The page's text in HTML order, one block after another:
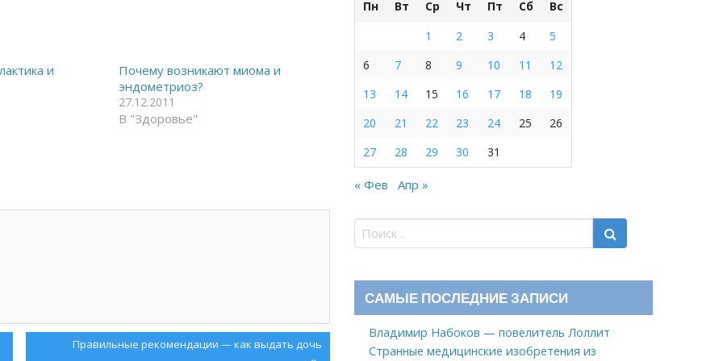
и
Почему возникают миома и
эндометриоз?
27.12.2011
В "Здоровье"
Next
Правильные рекомендации — как выдать дочь
Пн Вт Ср Чт Пт Сб
Вс
1
2 3 4
5
6
7 8 9 10 11
12
13
14 15 16 17 18
19
20
21 22 23 24 25
26
27
28 29 30 31
« Фев Апр »
САМЫЕ ПОСЛЕДНИЕ ЗАПИСИ
Владимир Набоков — повелитель Лоллит
Странные медицинские изобретения из